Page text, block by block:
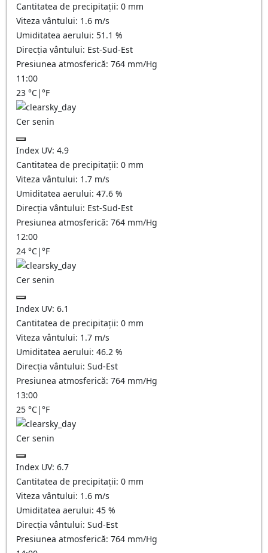
Cantitatea de precipitații: 0 mm
Viteza vântului: 1.6 m/s
Umiditatea aerului: 51.1 %
Direcția vântului: Est-Sud-Est
Presiunea atmosferică: 764 mm/Hg
11:00
23 °C|°F
Cer senin
Index UV: 4.9
Cantitatea de precipitații: 0 mm
Viteza vântului: 1.7 m/s
Umiditatea aerului: 47.6 %
Direcția vântului: Est-Sud-Est
Presiunea atmosferică: 764 mm/Hg
12:00
24 °C|°F
Cer senin
Index UV: 6.1
Cantitatea de precipitații: 0 mm
Viteza vântului: 1.7 m/s
Umiditatea aerului: 46.2 %
Direcția vântului: Sud-Est
Presiunea atmosferică: 764 mm/Hg
13:00
25 °C|°F
Cer senin
Index UV: 6.7
Cantitatea de precipitații: 0 mm
Viteza vântului: 1.6 m/s
Umiditatea aerului: 45 %
Direcția vântului: Sud-Est
Presiunea atmosferică: 764 mm/Hg